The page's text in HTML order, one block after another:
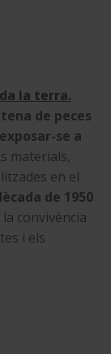
la terra.
de peces
se a
materials,
en el
de 1950
convivència
i els